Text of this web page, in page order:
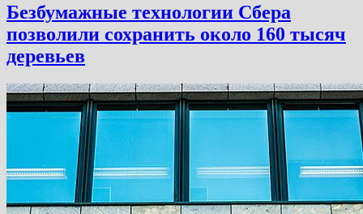
Безбумажные технологии Сбера
позволили сохранить около 160 тысяч
деревьев